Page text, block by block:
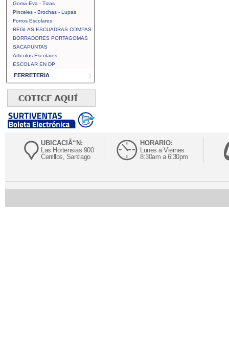
Goma Eva - Tizas
Pinceles - Brochas - Lupas
Forros Escolares
REGLAS ESCUADRAS COMPAS
BORRADORES PORTAGOMAS
SACAPUNTAS
Articulos Escolares
ESCOLAR EN DP
FERRETERIA
UBICACIÃ“N:
Las Hortensias 900
Cerrillos, Santiago
HORARIO:
Lunes a Viernes
8:30am a 6:30pm